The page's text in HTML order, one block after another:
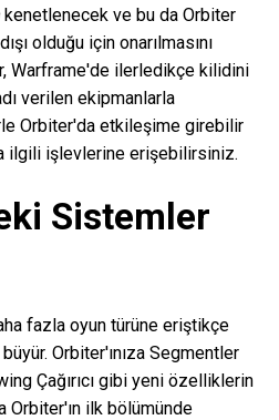
kenetlenecek ve bu da Orbiter
olduğu için onarılmasını
Warframe'de ilerledikçe kilidini
verilen ekipmanlarla
Orbiter'da etkileşime girebilir
ilgili işlevlerine erişebilirsiniz.
Sistemler
fazla oyun türüne eriştikçe
Orbiter'ınıza Segmentler
Çağırıcı gibi yeni özelliklerin
Orbiter'ın ilk bölümünde